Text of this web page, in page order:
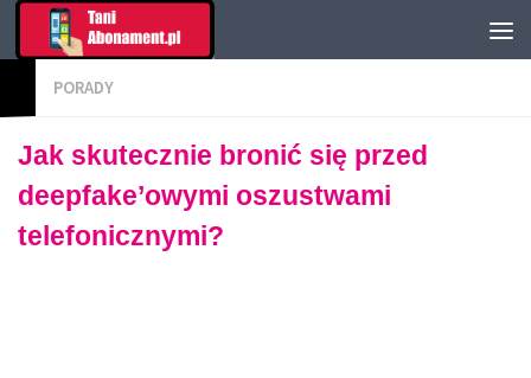
PORADY
Jak skutecznie bronić się przed
deepfake’owymi oszustwami
telefonicznymi?